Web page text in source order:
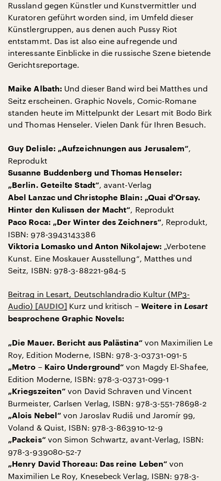
Russland gegen Künstler und Kunstvermittler und
Kuratoren geführt worden sind, im Umfeld dieser
Künstlergruppen, aus denen auch Pussy Riot
entstammt. Das ist also eine aufregende und
interessante Einblicke in die russische Szene bietende
Gerichtsreportage.
Maike Albath: Und dieser Band wird bei Matthes und
Seitz erscheinen. Graphic Novels, Comic-Romane
standen heute im Mittelpunkt der Lesart mit Bodo Birk
und Thomas Henseler. Vielen Dank für Ihren Besuch.
Guy Delisle: „Aufzeichnungen aus Jerusalem“,
Reprodukt
Susanne Buddenberg und Thomas Henseler:
„Berlin. Geteilte Stadt“, avant-Verlag
Abel Lanzac und Christophe Blain: „Quai d'Orsay.
Hinter den Kulissen der Macht“, Reprodukt
Paco Roca: „Der Winter des Zeichners“, Reprodukt,
ISBN: 978-3943143386
Viktoria Lomasko und Anton Nikolajew: „Verbotene
Kunst. Eine Moskauer Ausstellung“, Matthes und
Seitz, ISBN: 978-3-88221-984-5
Beitrag in Lesart, Deutschlandradio Kultur (MP3-
Audio)
Kurz und kritisch – Weitere in Lesart
besprochene Graphic Novels:
„Die Mauer. Bericht aus Palästina“von Maximilien Le
Roy, Edition Moderne, ISBN: 978-3-03731-091-5
„Metro – Kairo Underground“ von Magdy El-Shafee,
Edition Moderne, ISBN: 978-3-03731-099-1
„Kriegszeiten“ von David Schraven und Vincent
Burmeister, Carlsen Verlag, ISBN: 978-3-551-78698-2
„Alois Nebel“ von Jaroslav Rudiš und Jaromír 99,
Voland & Quist, ISBN: 978-3-863910-12-9
„Packeis“von Simon Schwartz, avant-Verlag, ISBN:
978-3-939080-52-7
„Henry David Thoreau: Das reine Leben“ von
Maximilien Le Roy, Knesebeck Verlag, ISBN: 978-3-